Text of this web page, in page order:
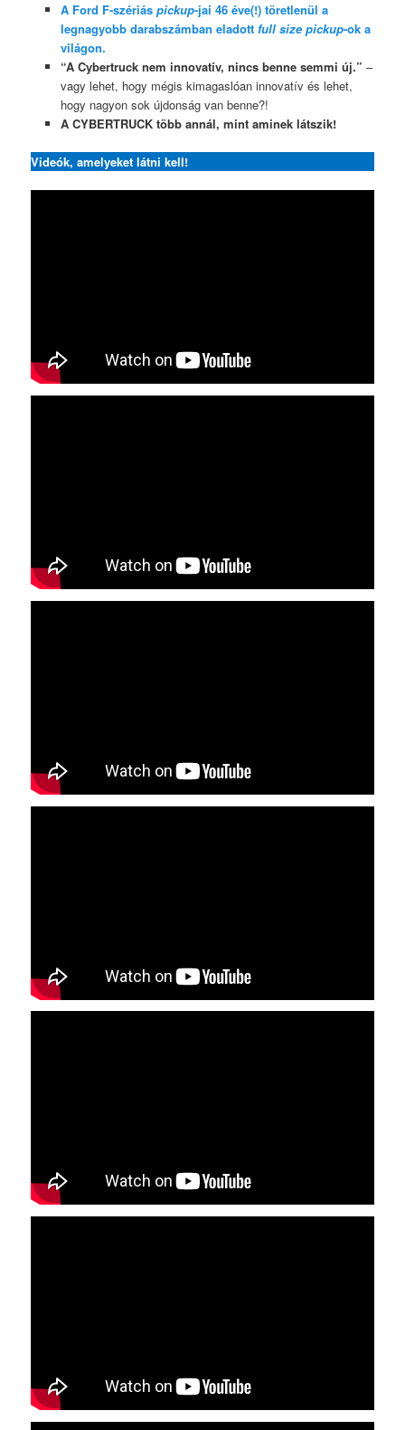
A Ford F-szériás pickup-jai 46 éve(!) töretlenül a
legnagyobb darabszámban eladott full size pickup-ok a
világon.
“A Cybertruck nem innovatív, nincs benne semmi új.” –
vagy lehet, hogy mégis kimagaslóan innovatív és lehet,
hogy nagyon sok újdonság van benne?!
A CYBERTRUCK több annál, mint aminek látszik!
Videók, amelyeket látni kell!